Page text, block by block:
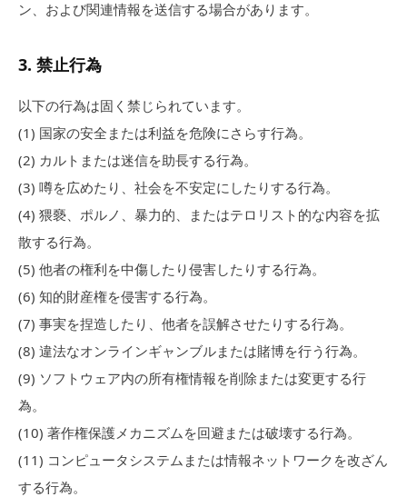
ン、および関連情報を送信する場合があります。
3. 禁止行為
以下の行為は固く禁じられています。
(1) 国家の安全または利益を危険にさらす行為。
(2) カルトまたは迷信を助長する行為。
(3) 噂を広めたり、社会を不安定にしたりする行為。
(4) 猥褻、ポルノ、暴力的、またはテロリスト的な内容を拡
散する行為。
(5) 他者の権利を中傷したり侵害したりする行為。
(6) 知的財産権を侵害する行為。
(7) 事実を捏造したり、他者を誤解させたりする行為。
(8) 違法なオンラインギャンブルまたは賭博を行う行為。
(9) ソフトウェア内の所有権情報を削除または変更する行
為。
(10) 著作権保護メカニズムを回避または破壊する行為。
(11) コンピュータシステムまたは情報ネットワークを改ざん
する行為。